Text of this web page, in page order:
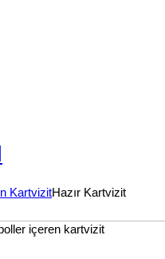
KartvizitHazır Kartvizit